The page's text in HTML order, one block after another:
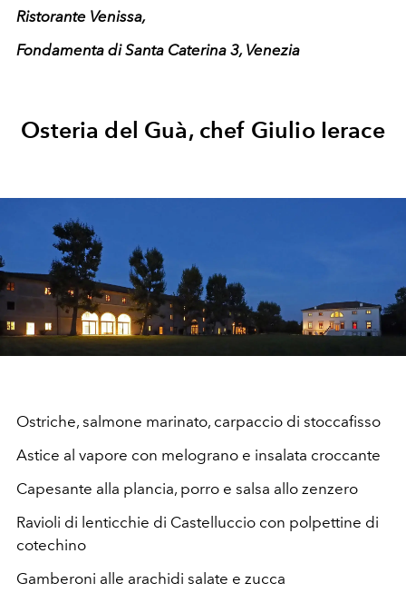
Ristorante Venissa,
Fondamenta di Santa Caterina 3, Venezia
Osteria del Guà, chef Giulio Ierace
Ostriche, salmone marinato, carpaccio di stoccafisso
Astice al vapore con melograno e insalata croccante
Capesante alla plancia, porro e salsa allo zenzero
Ravioli di lenticchie di Castelluccio con polpettine di
cotechino
Gamberoni alle arachidi salate e zucca